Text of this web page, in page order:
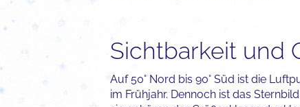
Sichtbarkeit und
Auf 50° Nord bis 90° Süd ist die
im Frühjahr. Dennoch ist das